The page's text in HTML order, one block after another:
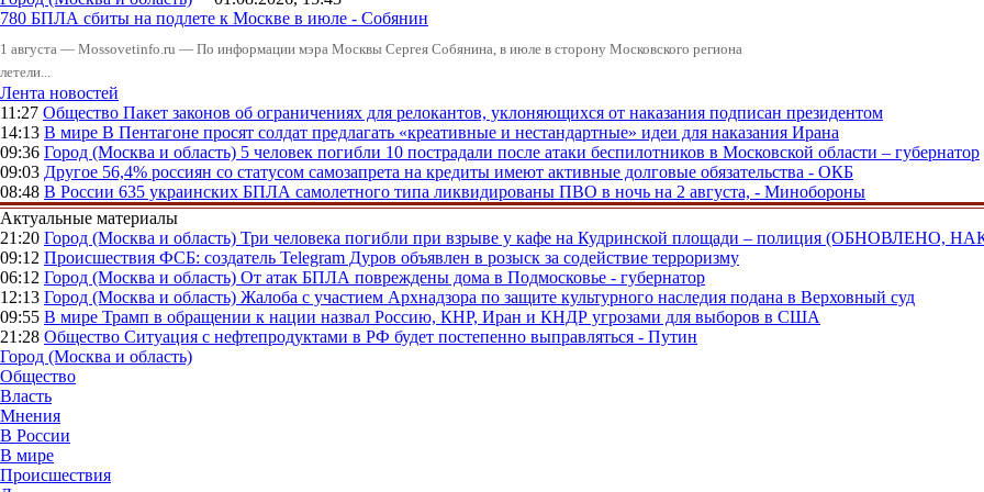
780 БПЛА сбиты на подлете к Москве в июле - Собянин
1 августа — Mossovetinfo.ru — По информации мэра Москвы Сергея Собянина, в июле в сторону Московского региона
летели...
Лента новостей
11:27 Общество Пакет законов об ограничениях для релокантов, уклоняющихся от наказания подписан президентом
14:13 В мире В Пентагоне просят солдат предлагать «креативные и нестандартные» идеи для наказания Ирана
09:36 Город (Москва и область) 5 человек погибли 10 пострадали после атаки беспилотников в Московской области – губернатор
09:03 Другое 56,4% россиян со статусом самозапрета на кредиты имеют активные долговые обязательства - ОКБ
08:48 В России 635 украинских БПЛА самолетного типа ликвидированы ПВО в ночь на 2 августа, - Минобороны
Актуальные материалы
21:20 Город (Москва и область) Три человека погибли при взрыве у кафе на Кудринской площади – полиция (ОБНОВЛЕНО,
09:12 Происшествия ФСБ: создатель Telegram Дуров объявлен в розыск за содействие терроризму
06:12 Город (Москва и область) От атак БПЛА повреждены дома в Подмосковье - губернатор
12:13 Город (Москва и область) Жалоба с участием Архнадзора по защите культурного наследия подана в Верховный суд
09:55 В мире Трамп в обращении к нации назвал Россию, КНР, Иран и КНДР угрозами для выборов в США
21:28 Общество Ситуация с нефтепродуктами в РФ будет постепенно выправляться - Путин
Город (Москва и область)
Общество
Власть
Мнения
В России
В мире
Происшествия